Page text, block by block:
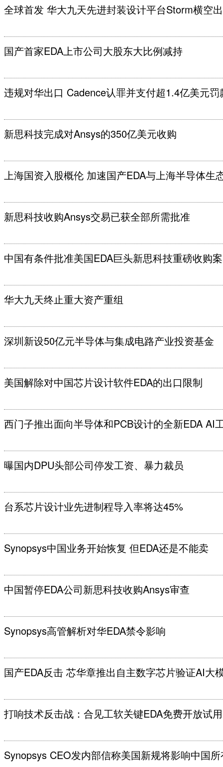
全球首发 华大九天先进封装设计平台Storm横空
国产首家EDA上市公司大股东大比例减持
违规对华出口 Cadence认罪并支付超1.4亿美元罚
新思科技完成对Ansys的350亿美元收购
上海国资入股概伦 加速国产EDA与上海半导体生
新思科技收购Ansys交易已获全部所需批准
中国有条件批准美国EDA巨头新思科技重磅收购案
华大九天终止重大资产重组
深圳新设50亿元半导体与集成电路产业投资基金
美国解除对中国芯片设计软件EDA的出口限制
西门子推出面向半导体和PCB设计的全新EDA AI
曝国内DPU头部公司停发工资、暴力裁员
台系芯片设计业先进制程导入率将达45%
Synopsys中国业务开始恢复 但EDA还是不能卖
中国暂停EDA公司新思科技收购Ansys审查
Synopsys高管解析对华EDA禁令影响
国产EDA反击 芯华章推出自主数字芯片验证AI大
打响技术反击战：合见工软关键EDA免费开放试用
Synopsys CEO发内部信称美国新规将影响中国